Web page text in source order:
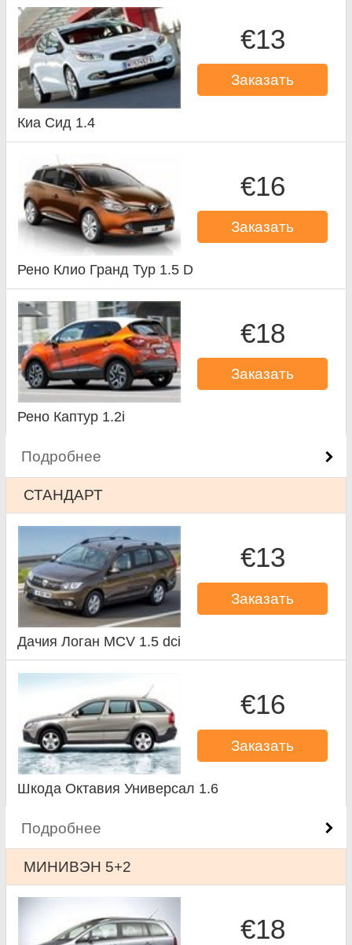
€13
Заказать
Киа Сид 1.4
€16
Заказать
Рено Клио Гранд Тур 1.5 D
€18
Заказать
Рено Каптур 1.2i
Подробнее
СТАНДАРТ
€13
Заказать
Дачия Логан MCV 1.5 dci
€16
Заказать
Шкода Октавия Универсал 1.6
Подробнее
МИНИВЭН 5+2
€18